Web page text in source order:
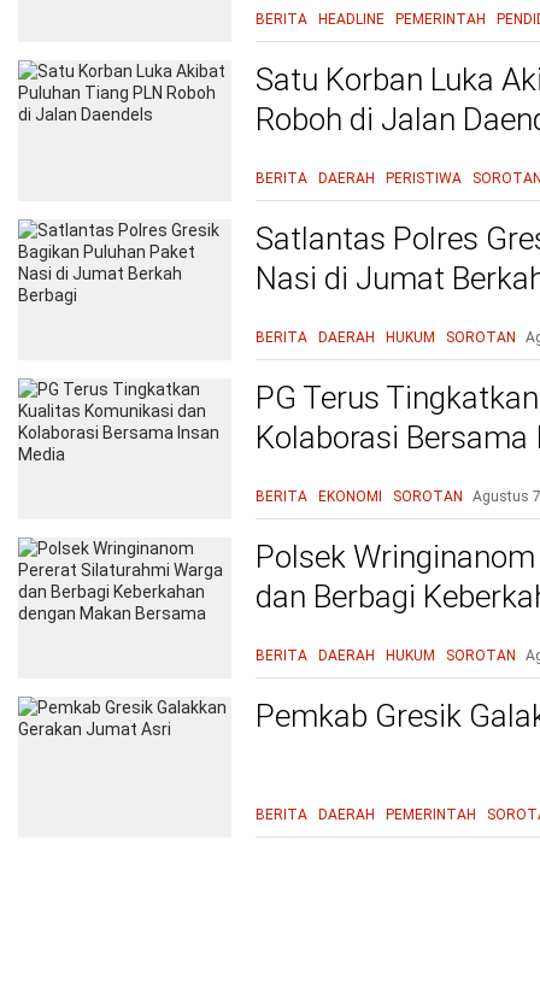
BERITA HEADLINE PEMERINTAH
Satu Korban Luka
Roboh di Jalan
BERITA DAERAH PERISTIWA
Satlantas Polres
Nasi di Jumat
BERITA DAERAH HUKUM SOROTAN
PG Terus
Kolaborasi Bersama
BERITA EKONOMI SOROTAN Agustus
Polsek
dan Berbagi
BERITA DAERAH HUKUM SOROTAN
Pemkab Gresik
BERITA DAERAH PEMERINTAH